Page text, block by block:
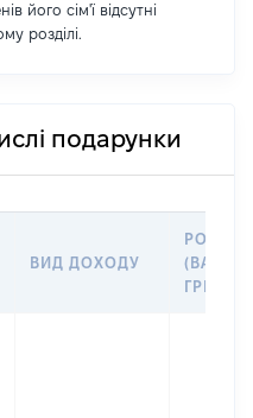
його сім'ї відсутні
розділі.
подарунки
ВИД ДОХОДУ
РОЗМІР
ГРН